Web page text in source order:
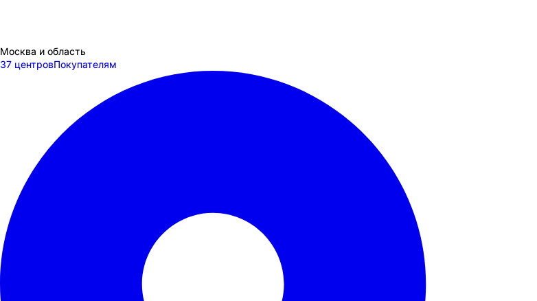
Москва и область
37 центровПокупателям